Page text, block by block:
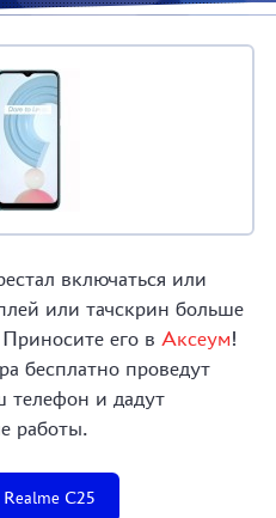
включаться или
или тачскрин больше
его в Аксеум!
бесплатно проведут
телефон и дадут
работы.
C25